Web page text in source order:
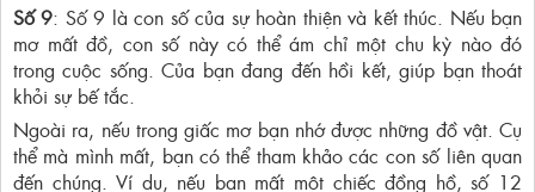
Số 9: Số 9 là con số của sự hoàn thiện và kết thúc. Nếu bạn
mơ mất đồ, con số này có thể ám chỉ một chu kỳ nào đó
trong cuộc sống. Của bạn đang đến hồi kết, giúp bạn thoát
khỏi sự bế tắc.
Ngoài ra, nếu trong giấc mơ bạn nhớ được những đồ vật. Cụ
thể mà mình mất, bạn có thể tham khảo các con số liên quan
đến chúng. Ví dụ, nếu bạn mất một chiếc đồng hồ, số 12